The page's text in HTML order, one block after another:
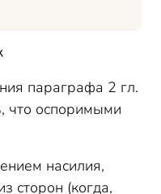
параграфа 2 гл.
что оспоримыми
насилия,
сторон (когда,